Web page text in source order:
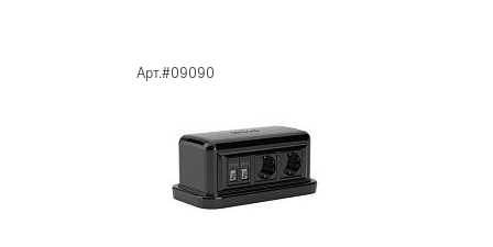
Арт.#09090